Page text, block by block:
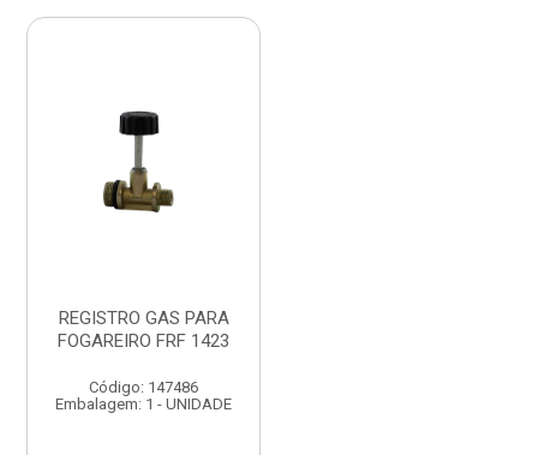
REGISTRO GAS PARA
FOGAREIRO FRF 1423
Código: 147486
Embalagem: 1 - UNIDADE